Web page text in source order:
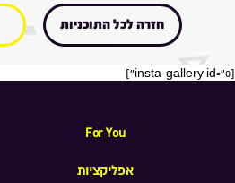
חזרה לכל התוכניות
[insta-gallery id="0"]
For You
אפליקציות